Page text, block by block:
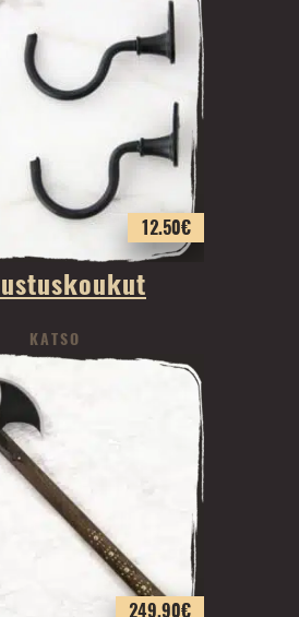
12.50€
KATSO
249.90€